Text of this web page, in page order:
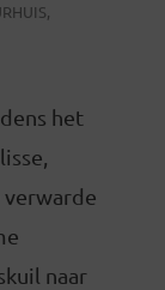
,
het
verwarde
naar